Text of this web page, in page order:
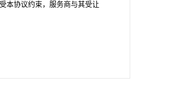
本协议约束，服务商与其受让